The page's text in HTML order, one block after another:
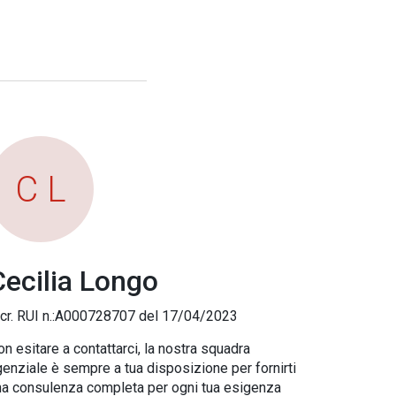
C L
Longo
RUI n.:A000728707 del 17/04/2023
esitare a contattarci, la nostra squadra
è sempre a tua disposizione per fornirti
consulenza completa per ogni tua esigenza